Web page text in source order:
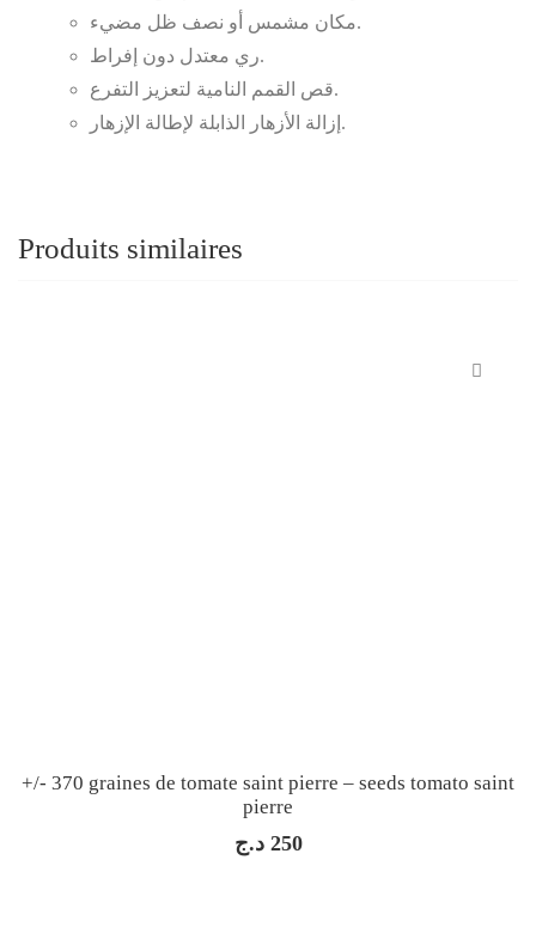
مكان مشمس أو نصف ظل مضيء.
ري معتدل دون إفراط.
قص القمم النامية لتعزيز التفرع.
إزالة الأزهار الذابلة لإطالة الإزهار.
Produits similaires
+/- 370 graines de tomate saint pierre – seeds tomato saint
pierre
250 د.ج